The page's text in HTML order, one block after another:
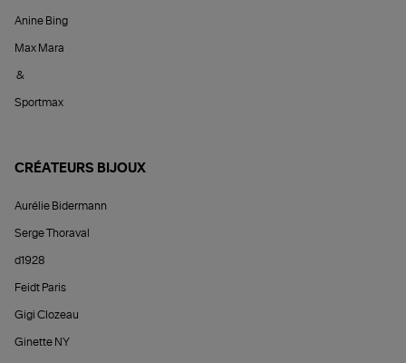
Anine Bing
Max Mara
&
Sportmax
CRÉATEURS BIJOUX
Aurélie Bidermann
Serge Thoraval
d1928
Feidt Paris
Gigi Clozeau
Ginette NY